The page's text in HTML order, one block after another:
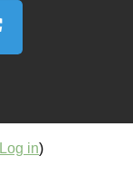
Log in)